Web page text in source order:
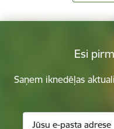
Esi
Saņem iknedēļas